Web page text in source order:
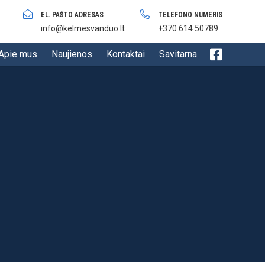
EL. PAŠTO ADRESAS
info@kelmesvanduo.lt
TELEFONO NUMERIS
+370 614 50789
mus Naujienos Kontaktai Savitarna